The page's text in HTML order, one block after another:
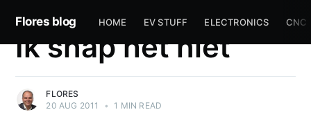
EV
Ik snap het niet
FLORES
20 AUG 2011
• 1 MIN READ
Flores blog HOME EV STUFF ELECTRONICS CNC